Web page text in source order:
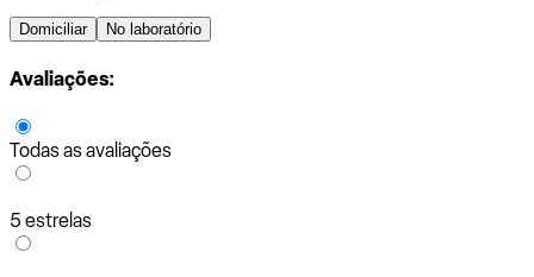
Domiciliar No laboratório
Avaliações:
Todas as avaliações
5 estrelas